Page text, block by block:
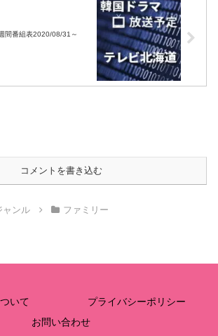
間番組表2020/08/31～
コメントを書き込む
ャンル ファミリー
いて
プライバシーポリシー
お問い合わせ